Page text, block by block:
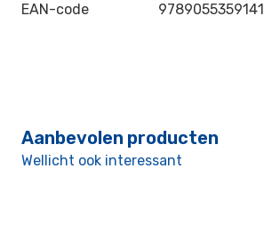
EAN-code 9789055359141
Aanbevolen producten
Wellicht ook interessant